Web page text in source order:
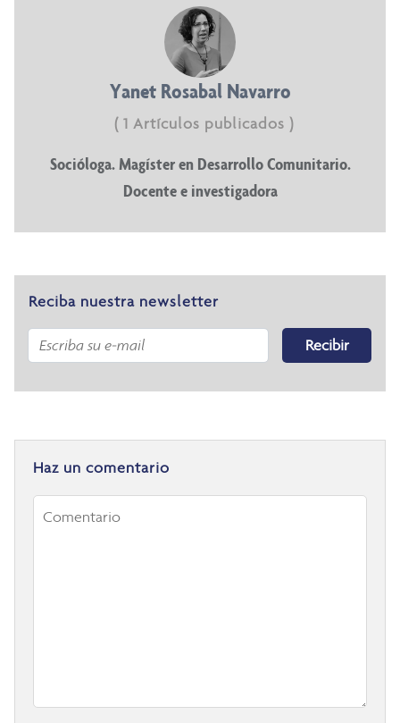
Yanet Rosabal Navarro
( 1 Artículos publicados )
Socióloga. Magíster en Desarrollo Comunitario.
Docente e investigadora
Reciba nuestra newsletter
Recibir
Haz un comentario